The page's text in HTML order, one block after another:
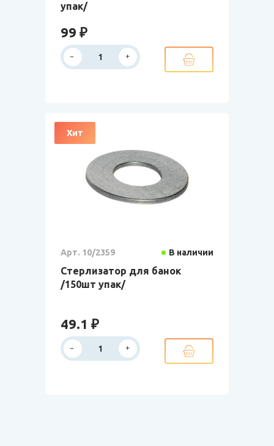
упак/
99 ₽
Хит
Арт. 10/2359 В наличии
Стерлизатор для банок
/150шт упак/
49.1 ₽